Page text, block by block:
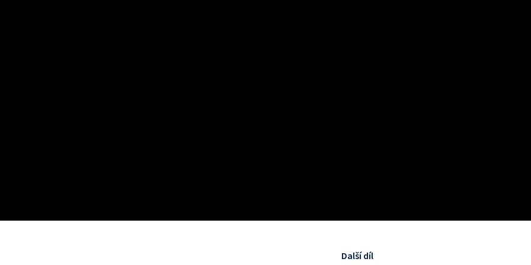
Další díl